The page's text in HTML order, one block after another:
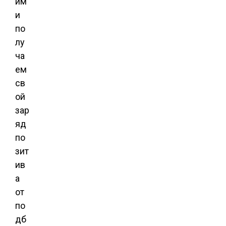
и
по
лу
ча
ем
св
ой
зар
яд
по
зит
ив
а
от
по
дб